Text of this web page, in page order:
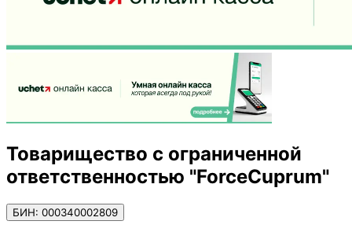
Товарищество с ограниченной
ответственностью "ForceCuprum"
БИН: 000340002809